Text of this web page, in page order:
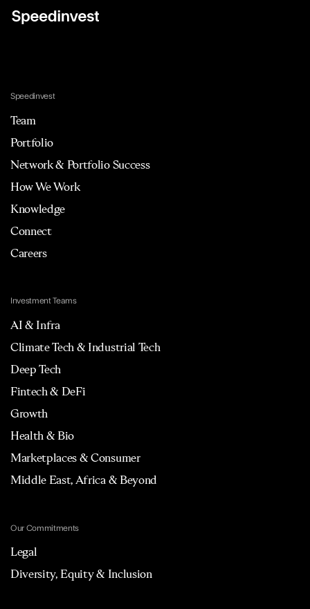
Speedinvest
Team
Portfolio
Network & Portfolio Success
How We Work
Knowledge
Connect
Careers
Investment Teams
AI & Infra
Climate Tech & Industrial Tech
Deep Tech
Fintech & DeFi
Growth
Health & Bio
Marketplaces & Consumer
Middle East, Africa & Beyond
Our Commitments
Legal
Diversity, Equity & Inclusion